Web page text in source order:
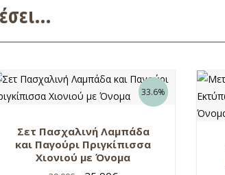
33.6%
Σετ Πασχαλινή Λαμπάδα
και Παγούρι Πριγκίπισσα
Χιονιού με Όνομα